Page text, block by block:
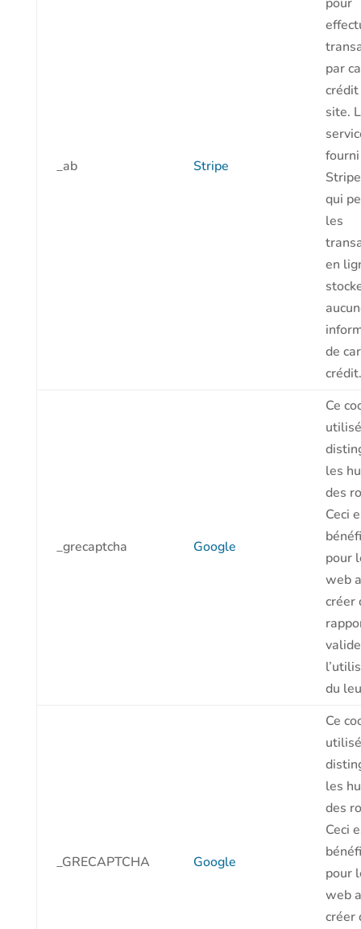
_ab Stripe
par
site.
qui
les
en
de
crédit.
_grecaptcha Google
Ce
les
des
Ceci
pour
web
créer
du
_GRECAPTCHA Google
Ce
les
des
Ceci
pour
web
créer